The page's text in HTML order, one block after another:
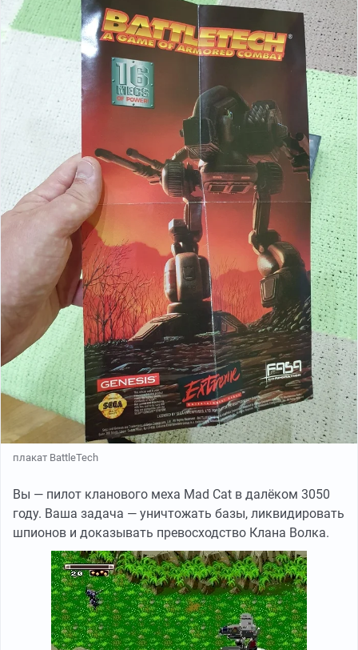
плакат BattleTech
Вы — пилот кланового меха Mad Cat в далёком 3050
году. Ваша задача — уничтожать базы, ликвидировать
шпионов и доказывать превосходство Клана Волка.